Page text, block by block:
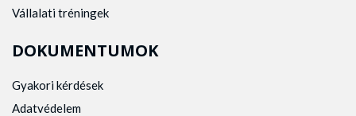
Vállalati tréningek
DOKUMENTUMOK
Gyakori kérdések
Adatvédelem